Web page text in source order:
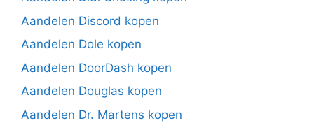
Aandelen Discord kopen
Aandelen Dole kopen
Aandelen DoorDash kopen
Aandelen Douglas kopen
Aandelen Dr. Martens kopen